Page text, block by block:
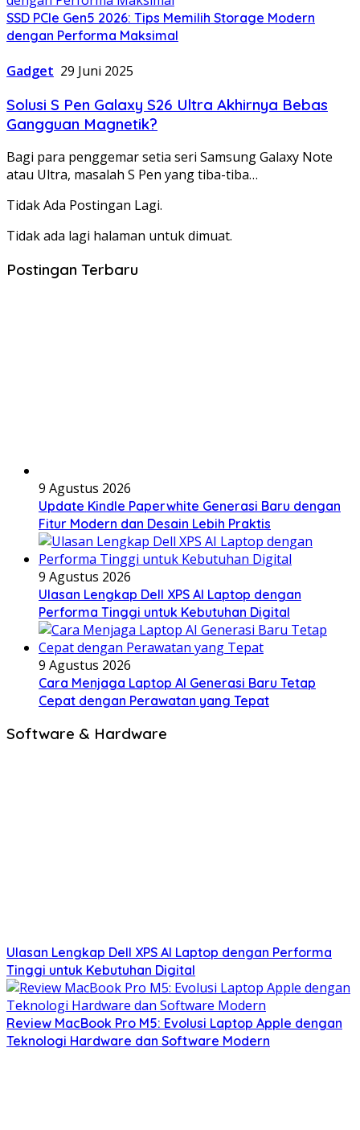
SSD PCIe Gen5 2026: Tips Memilih Storage Modern
dengan Performa Maksimal
Gadget 29 Juni 2025
Solusi S Pen Galaxy S26 Ultra Akhirnya Bebas
Gangguan Magnetik?
Bagi para penggemar setia seri Samsung Galaxy Note
atau Ultra, masalah S Pen yang tiba-tiba…
Tidak Ada Postingan Lagi.
Tidak ada lagi halaman untuk dimuat.
Postingan Terbaru
9 Agustus 2026
Update Kindle Paperwhite Generasi Baru dengan
Fitur Modern dan Desain Lebih Praktis
9 Agustus 2026
Ulasan Lengkap Dell XPS AI Laptop dengan
Performa Tinggi untuk Kebutuhan Digital
9 Agustus 2026
Cara Menjaga Laptop AI Generasi Baru Tetap
Cepat dengan Perawatan yang Tepat
Software & Hardware
Ulasan Lengkap Dell XPS AI Laptop dengan Performa
Tinggi untuk Kebutuhan Digital
Review MacBook Pro M5: Evolusi Laptop Apple dengan
Teknologi Hardware dan Software Modern